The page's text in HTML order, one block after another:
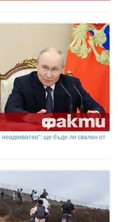
ще бъде ли свален от